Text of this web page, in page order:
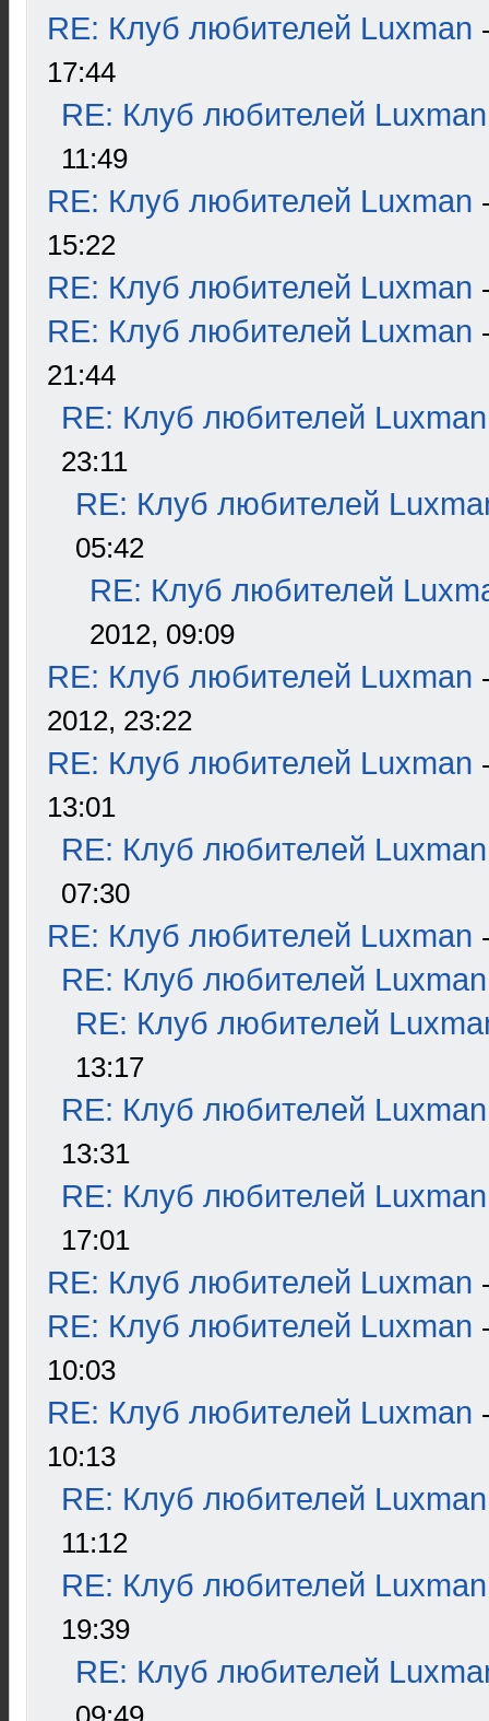
RE: Клуб любителей Luxman
17:44
RE: Клуб любителей Luxman
11:49
RE: Клуб любителей Luxman
15:22
RE: Клуб любителей Luxman
RE: Клуб любителей Luxman
21:44
RE: Клуб любителей Luxman
23:11
RE: Клуб любителей
05:42
RE: Клуб любителей
2012, 09:09
RE: Клуб любителей Luxman
2012, 23:22
RE: Клуб любителей Luxman
13:01
RE: Клуб любителей Luxman
07:30
RE: Клуб любителей Luxman
RE: Клуб любителей Luxman
RE: Клуб любителей
13:17
RE: Клуб любителей Luxman
13:31
RE: Клуб любителей Luxman
17:01
RE: Клуб любителей Luxman
RE: Клуб любителей Luxman
10:03
RE: Клуб любителей Luxman
10:13
RE: Клуб любителей Luxman
11:12
RE: Клуб любителей Luxman
19:39
RE: Клуб любителей